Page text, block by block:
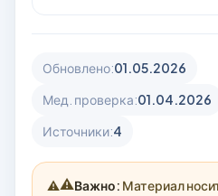
Обновлено:01.05.2026
Мед. проверка:01.04.2026
Источники:4
⚠️Важно: Материал